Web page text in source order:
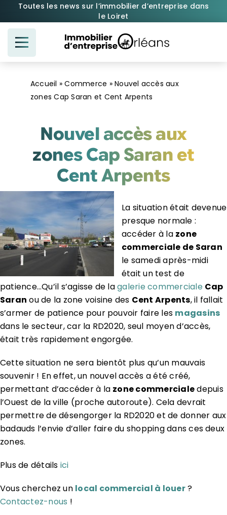
Passer
contenu
Toutes les news sur l’immobilier d’entreprise dans
le Loiret
Accueil »Commerce »Nouvel accès aux
zones Cap Saran et Cent Arpents
Nouvel accès aux
zones Cap Saran et
Cent Arpents
La situation était devenue
presque normale :
accéder à la zone
commerciale de Saran
le samedi après-midi
était un test de
patience…Qu’il s’agisse de lagalerie commerciale Cap
Saran ou de la zone voisine des Cent Arpents, il fallait
s’armer de patience pour pouvoir faire les magasins
dans le secteur, car la RD2020, seul moyen d’accès,
était très rapidement engorgée.
Cette situation ne sera bientôt plus qu’un mauvais
souvenir ! En effet, un nouvel accès a été créé,
permettant d’accéder à la zone commercialedepuis
l’Ouest de la ville (proche autoroute). Cela devrait
permettre de désengorger la RD2020 et de donner aux
badauds l’envie d’aller faire du shopping dans ces deux
zones.
Plus de détails ici
Vous cherchez un local commercial à louer?
Contactez-nous !